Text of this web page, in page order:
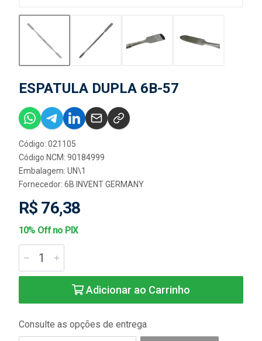
ESPATULA DUPLA 6B-57
Código: 021105
Código NCM: 90184999
Embalagem: UN\1
Fornecedor: 6B INVENT GERMANY
R$ 76,38
10% Off no PIX
Adicionar ao Carrinho
Consulte as opções de entrega